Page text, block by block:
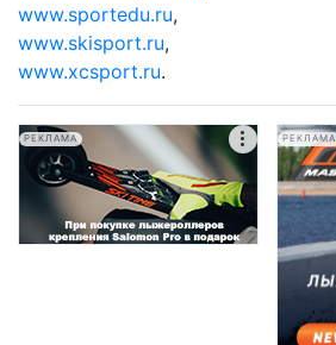
www.sportedu.ru,
www.skisport.ru,
www.xcsport.ru.
РЕКЛАМА РЕКЛАМА